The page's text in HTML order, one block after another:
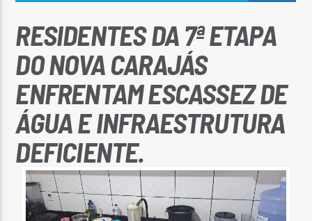
RESIDENTES DA 7ª ETAPA
DO NOVA CARAJÁS
ENFRENTAM ESCASSEZ DE
ÁGUA E INFRAESTRUTURA
DEFICIENTE.